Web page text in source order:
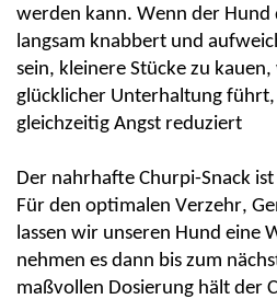
werden kann. Wenn der Hund
langsam knabbert und
sein, kleinere Stücke zu
glücklicher Unterhaltung führt,
gleichzeitig Angst reduziert
Der nahrhafte Churpi-Snack
Für den optimalen Verzehr,
lassen wir unseren Hund eine
nehmen es dann bis zum
maßvollen Dosierung hält der